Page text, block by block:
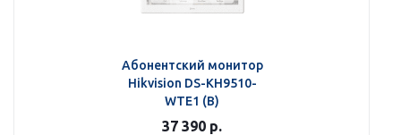
Абонентский монитор
Hikvision DS-KH9510-
WTE1 (B)
37 390 р.